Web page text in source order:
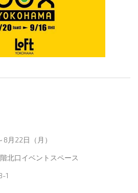
月22日（月）
北口イベントスペース
1